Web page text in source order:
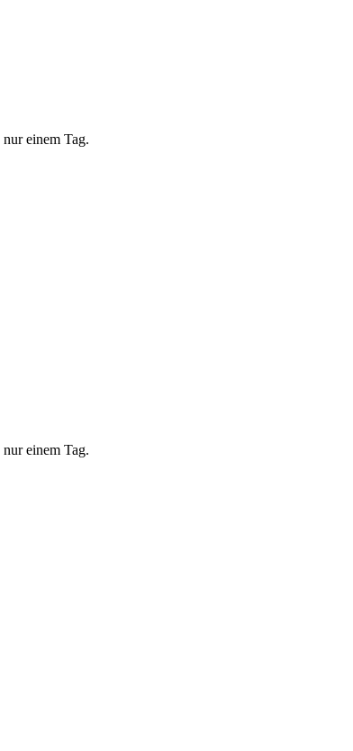
nur einem Tag.
nur einem Tag.